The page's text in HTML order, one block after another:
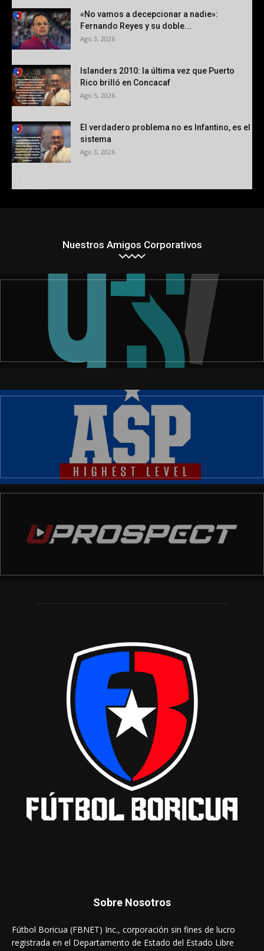
«No vamos a decepcionar a nadie»:
Fernando Reyes y su doble...
Ago 3, 2026
Islanders 2010: la última vez que Puerto
Rico brilló en Concacaf
Ago 5, 2026
El verdadero problema no es Infantino, es el
sistema
Ago 3, 2026
Nuestros Amigos Corporativos
Sobre Nosotros
Fútbol Boricua (FBNET) Inc., corporación sin fines de lucro
registrada en el Departamento de Estado del Estado Libre